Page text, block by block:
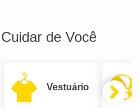
de Você
Vestuário